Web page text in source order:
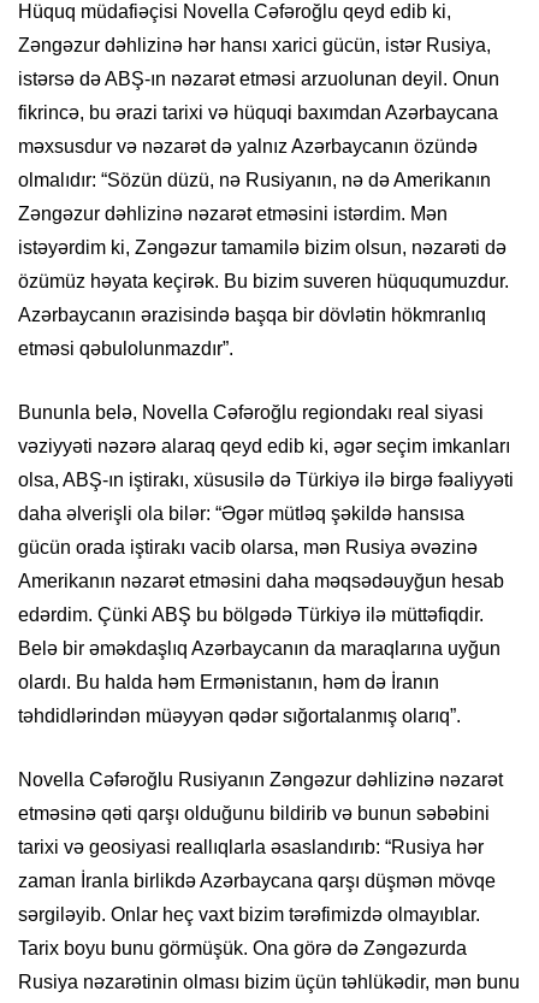
Hüquq müdafiəçisi Novella Cəfəroğlu qeyd edib ki,
Zəngəzur dəhlizinə hər hansı xarici gücün, istər Rusiya,
istərsə də ABŞ-ın nəzarət etməsi arzuolunan deyil. Onun
fikrincə, bu ərazi tarixi və hüquqi baxımdan Azərbaycana
məxsusdur və nəzarət də yalnız Azərbaycanın özündə
olmalıdır: “Sözün düzü, nə Rusiyanın, nə də Amerikanın
Zəngəzur dəhlizinə nəzarət etməsini istərdim. Mən
istəyərdim ki, Zəngəzur tamamilə bizim olsun, nəzarəti də
özümüz həyata keçirək. Bu bizim suveren hüququmuzdur.
Azərbaycanın ərazisində başqa bir dövlətin hökmranlıq
etməsi qəbulolunmazdır”.
Bununla belə, Novella Cəfəroğlu regiondakı real siyasi
vəziyyəti nəzərə alaraq qeyd edib ki, əgər seçim imkanları
olsa, ABŞ-ın iştirakı, xüsusilə də Türkiyə ilə birgə fəaliyyəti
daha əlverişli ola bilər: “Əgər mütləq şəkildə hansısa
gücün orada iştirakı vacib olarsa, mən Rusiya əvəzinə
Amerikanın nəzarət etməsini daha məqsədəuyğun hesab
edərdim. Çünki ABŞ bu bölgədə Türkiyə ilə müttəfiqdir.
Belə bir əməkdaşlıq Azərbaycanın da maraqlarına uyğun
olardı. Bu halda həm Ermənistanın, həm də İranın
təhdidlərindən müəyyən qədər sığortalanmış olarıq”.
Novella Cəfəroğlu Rusiyanın Zəngəzur dəhlizinə nəzarət
etməsinə qəti qarşı olduğunu bildirib və bunun səbəbini
tarixi və geosiyasi reallıqlarla əsaslandırıb: “Rusiya hər
zaman İranla birlikdə Azərbaycana qarşı düşmən mövqe
sərgiləyib. Onlar heç vaxt bizim tərəfimizdə olmayıblar.
Tarix boyu bunu görmüşük. Ona görə də Zəngəzurda
Rusiya nəzarətinin olması bizim üçün təhlükədir, mən bunu